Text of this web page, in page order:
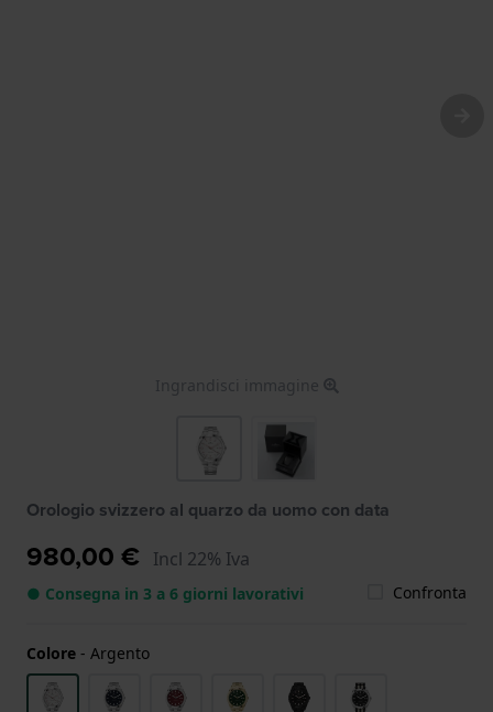
Ingrandisci immagine
Orologio svizzero al quarzo da uomo con data
980,00 € Incl 22% Iva
● Consegna in 3 a 6 giorni lavorativi Confronta
Colore - Argento